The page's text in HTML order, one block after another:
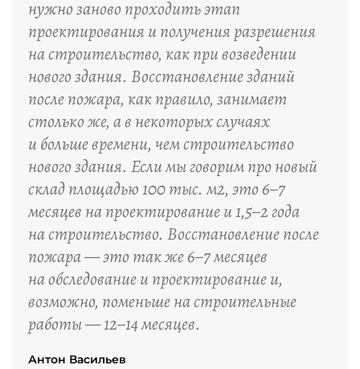
нужно заново проходить этап
проектирования и получения разрешения
на строительство, как при возведении
нового здания. Восстановление зданий
после пожара, как правило, занимает
столько же, а в некоторых случаях
и больше времени, чем строительство
нового здания. Если мы говорим про новый
склад площадью 100 тыс. м2, это 6–7
месяцев на проектирование и 1,5–2 года
на строительство. Восстановление после
пожара — это так же 6–7 месяцев
на обследование и проектирование и,
возможно, поменьше на строительные
работы — 12–14 месяцев.
Антон Васильев